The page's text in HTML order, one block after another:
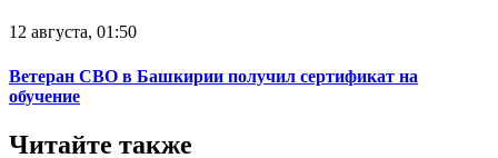
12 августа, 01:50
Ветеран СВО в Башкирии получил сертификат на
обучение
Читайте также